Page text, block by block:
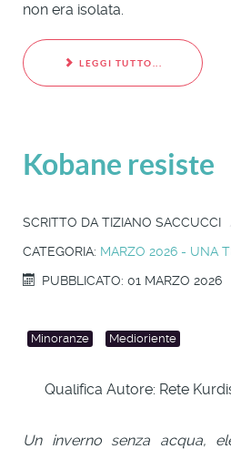
non era isolata.
LEGGI TUTTO...
Kobane resiste
SCRITTO DA TIZIANO SACCUCCI
CATEGORIA: MARZO 2026 - UNA
PUBBLICATO: 01 MARZO 2026
Minoranze Medioriente
Qualifica Autore: Rete
Un inverno senza acqua,